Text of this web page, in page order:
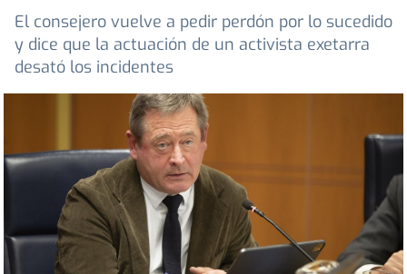
El consejero vuelve a pedir perdón por lo sucedido
y dice que la actuación de un activista exetarra
desató los incidentes